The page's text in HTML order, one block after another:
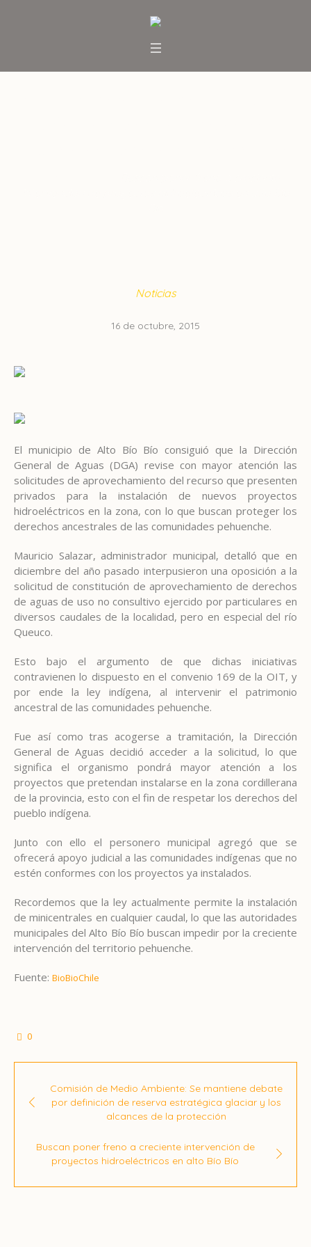
Noticias
16 de octubre, 2015
El municipio de Alto Bío Bío consiguió que la Dirección
General de Aguas (DGA) revise con mayor atención las
solicitudes de aprovechamiento del recurso que presenten
privados para la instalación de nuevos proyectos
hidroeléctricos en la zona, con lo que buscan proteger los
derechos ancestrales de las comunidades pehuenche.
Mauricio Salazar, administrador municipal, detalló que en
diciembre del año pasado interpusieron una oposición a la
solicitud de constitución de aprovechamiento de derechos
de aguas de uso no consultivo ejercido por particulares en
diversos caudales de la localidad, pero en especial del río
Queuco.
Esto bajo el argumento de que dichas iniciativas
contravienen lo dispuesto en el convenio 169 de la OIT, y
por ende la ley indígena, al intervenir el patrimonio
ancestral de las comunidades pehuenche.
Fue así como tras acogerse a tramitación, la Dirección
General de Aguas decidió acceder a la solicitud, lo que
significa el organismo pondrá mayor atención a los
proyectos que pretendan instalarse en la zona cordillerana
de la provincia, esto con el fin de respetar los derechos del
pueblo indígena.
Junto con ello el personero municipal agregó que se
ofrecerá apoyo judicial a las comunidades indígenas que no
estén conformes con los proyectos ya instalados.
Recordemos que la ley actualmente permite la instalación
de minicentrales en cualquier caudal, lo que las autoridades
municipales del Alto Bío Bío buscan impedir por la creciente
intervención del territorio pehuenche.
Fuente: BioBioChile
0
Comisión de Medio Ambiente: Se mantiene debate
por definición de reserva estratégica glaciar y los
alcances de la protección
Buscan poner freno a creciente intervención de
proyectos hidroeléctricos en alto Bío Bío